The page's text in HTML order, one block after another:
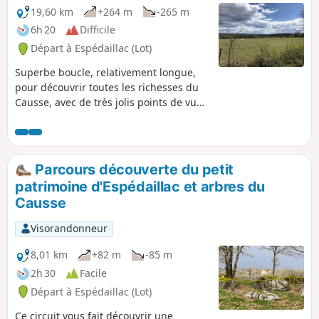
19,60 km +264 m
-265 m
6h 20
Difficile
Départ à Espédaillac (Lot)
Superbe boucle, relativement longue,
pour découvrir toutes les richesses du
Causse, avec de très jolis points de vue.
panneaux représentant un randonneur
dans une Flèche Rouge.
Parcours découverte du petit
patrimoine d'Espédaillac et arbres du
Causse
Visorandonneur
8,01 km
+82 m
-85 m
2h 30
Facile
Départ à Espédaillac (Lot)
Ce circuit vous fait découvrir une